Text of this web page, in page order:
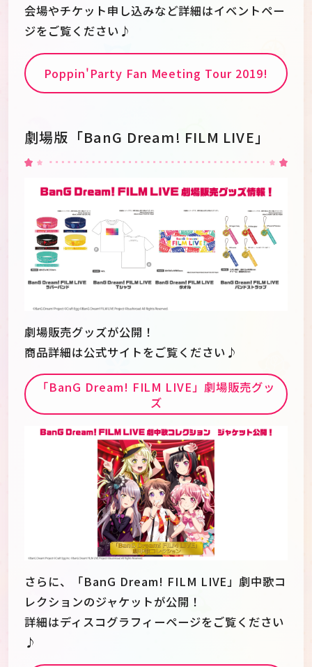
会場やチケット申し込みなど詳細はイベントペー
ジをご覧ください♪
Poppin'Party Fan Meeting Tour 2019!
劇場版「BanG Dream! FILM LIVE」
劇場販売グッズが公開！
商品詳細は公式サイトをご覧ください♪
「BanG Dream! FILM LIVE」劇場販売グッ
ズ
さらに、「BanG Dream! FILM LIVE」劇中歌コ
レクションのジャケットが公開！
詳細はディスコグラフィーページをご覧ください
♪